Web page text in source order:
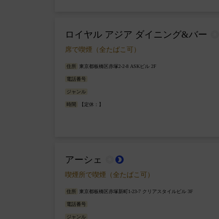
ロイヤル アジア ダイニング&バー
席で喫煙（全たばこ可）
住所 東京都板橋区赤塚2-2-8 ASKビル 2F
電話番号
ジャンル
時間 【定休：】
アーシェ brightness_2
喫煙所で喫煙（全たばこ可）
住所 東京都板橋区赤塚新町1-23-7 クリアスタイルビル 3F
電話番号
ジャンル